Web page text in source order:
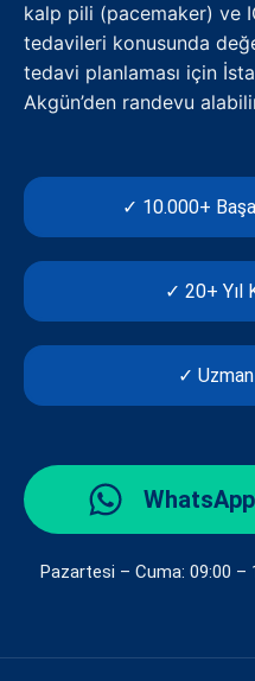
kalp pili (pacemaker) ve
tedavileri konusunda
tedavi planlaması için
Akgün’den randevu
✓ 10.000+
✓ 20+ Yıl
✓
Pazartesi – Cuma: 09:00